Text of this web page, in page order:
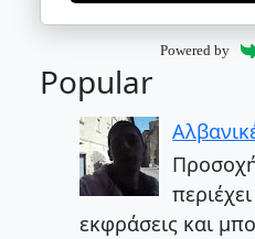
Powered by
Popular
εκφράσεις και